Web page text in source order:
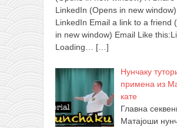
LinkedIn (Opens in new window)
LinkedIn Email a link to a friend
in new window) Email Like
Loading…
[…]
Нунчаку
примена из
кате
Главна
Матајоши